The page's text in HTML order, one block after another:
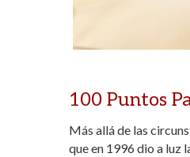
100 Puntos
Más allá de las
que en 1996 dio a luz